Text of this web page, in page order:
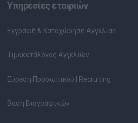
Υπηρεσίες εταιριών
Εγγραφή & Καταχώρηση Αγγελίας
Τιμοκατάλογος Αγγελιών
Εύρεση Προσωπικού | Recruiting
Βάση Βιογραφικών